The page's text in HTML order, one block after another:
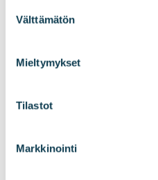
valinta
Välttämätön
Mieltymykset
Tilastot
Markkinointi